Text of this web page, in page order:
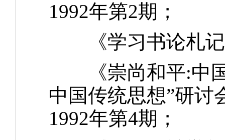
1992年第2期；
《学习书论札记
《崇尚和平:中国
中国传统思想”研讨
1992年第4期；